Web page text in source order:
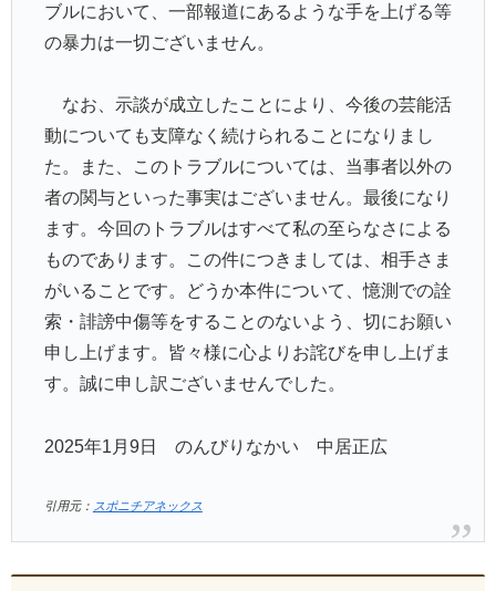
ブルにおいて、一部報道にあるような手を上げる等
の暴力は一切ございません。
なお、示談が成立したことにより、今後の芸能活
動についても支障なく続けられることになりまし
た。また、このトラブルについては、当事者以外の
者の関与といった事実はございません。最後になり
ます。今回のトラブルはすべて私の至らなさによる
ものであります。この件につきましては、相手さま
がいることです。どうか本件について、憶測での詮
索・誹謗中傷等をすることのないよう、切にお願い
申し上げます。皆々様に心よりお詫びを申し上げま
す。誠に申し訳ございませんでした。
2025年1月9日 のんびりなかい 中居正広
引用元： スポニチアネックス